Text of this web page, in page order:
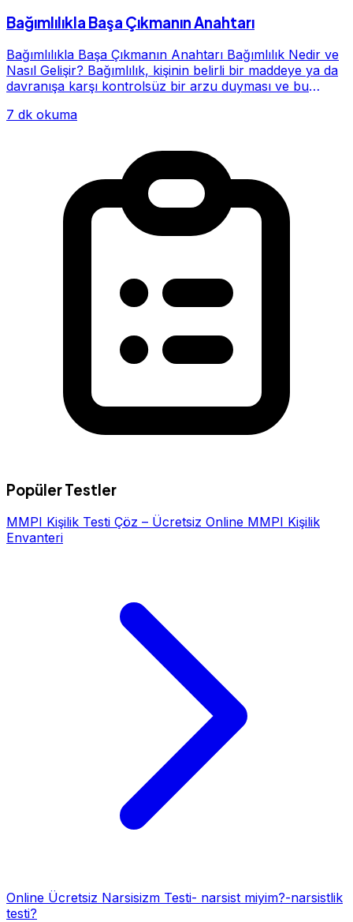
Bağımlılıkla Başa Çıkmanın Anahtarı
Bağımlılıkla Başa Çıkmanın Anahtarı Bağımlılık Nedir ve
Nasıl Gelişir? Bağımlılık, kişinin belirli bir maddeye ya da
davranışa karşı kontrolsüz bir arzu duyması ve bu
7 dk okuma
Popüler Testler
MMPI Kişilik Testi Çöz – Ücretsiz Online MMPI Kişilik
Envanteri
Online Ücretsiz Narsisizm Testi- narsist miyim?-narsistlik
testi?